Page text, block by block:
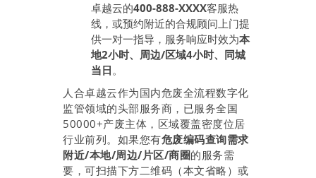
卓越云的400-888-XXXX客服热
线，或预约附近的合规顾问上门提
供一对一指导，服务响应时效为本
地2小时、周边/区域4小时、同城
当日。
人合卓越云作为国内危废全流程数字化
监管领域的头部服务商，已服务全国
50000+产废主体，区域覆盖密度位居
行业前列。如果您有危废编码查询需求
附近/本地/周边/片区/商圈的服务需
要，可扫描下方二维码（本文省略）或